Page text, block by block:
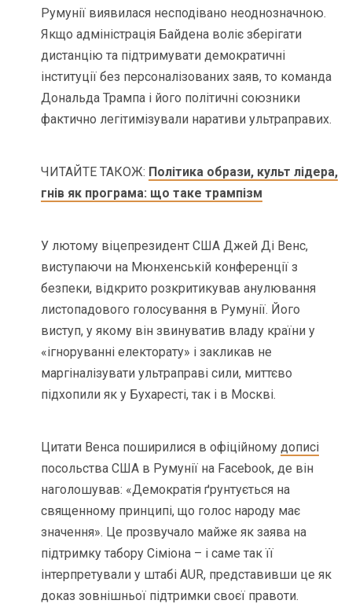
Румунії виявилася несподівано неоднозначною.
Якщо адміністрація Байдена воліє зберігати
дистанцію та підтримувати демократичні
інституції без персоналізованих заяв, то команда
Дональда Трампа і його політичні союзники
фактично легітимізували наративи ультраправих.
ЧИТАЙТЕ ТАКОЖ: Політика образи, культ лідера,
гнів як програма: що таке трампізм
У лютому віцепрезидент США Джей Ді Венс,
виступаючи на Мюнхенській конференції з
безпеки, відкрито розкритикував анулювання
листопадового голосування в Румунії. Його
виступ, у якому він звинуватив владу країни у
«ігноруванні електорату» і закликав не
маргіналізувати ультраправі сили, миттєво
підхопили як у Бухаресті, так і в Москві.
Цитати Венса поширилися в офіційному дописі
посольства США в Румунії на Facebook, де він
наголошував: «Демократія ґрунтується на
священному принципі, що голос народу має
значення». Це прозвучало майже як заява на
підтримку табору Сіміона – і саме так її
інтерпретували у штабі AUR, представивши це як
доказ зовнішньої підтримки своєї правоти.